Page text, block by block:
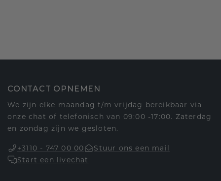
CONTACT OPNEMEN
We zijn elke maandag t/m vrijdag bereikbaar via
onze chat of telefonisch van 09:00 -17:00. Zaterdag
en zondag zijn we gesloten.
+3110 - 747 00 00
Stuur ons een mail
Start een livechat